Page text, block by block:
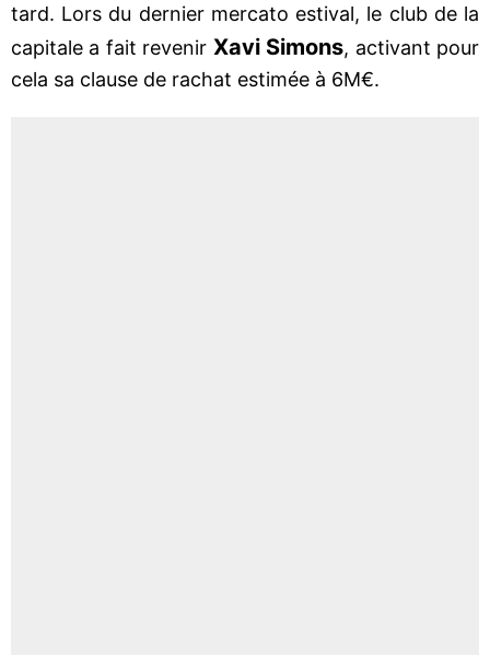
tard. Lors du dernier mercato estival, le club de la
capitale a fait revenir Xavi Simons, activant pour
cela sa clause de rachat estimée à 6M€.